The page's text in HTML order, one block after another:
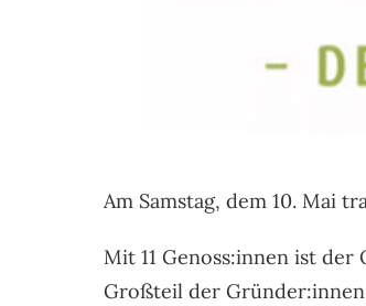
Am Samstag, dem 10. Mai
Mit 11 Genoss:innen ist
Großteil der